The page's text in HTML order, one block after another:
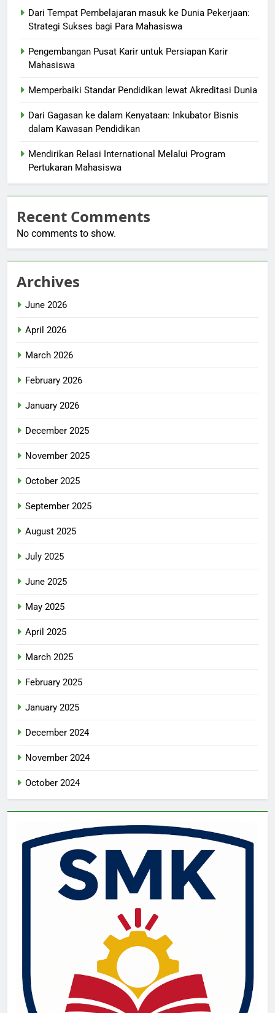
Dari Tempat Pembelajaran masuk ke Dunia Pekerjaan:
Strategi Sukses bagi Para Mahasiswa
Pengembangan Pusat Karir untuk Persiapan Karir
Mahasiswa
Memperbaiki Standar Pendidikan lewat Akreditasi Dunia
Dari Gagasan ke dalam Kenyataan: Inkubator Bisnis
dalam Kawasan Pendidikan
Mendirikan Relasi International Melalui Program
Pertukaran Mahasiswa
Recent Comments
No comments to show.
Archives
June 2026
April 2026
March 2026
February 2026
January 2026
December 2025
November 2025
October 2025
September 2025
August 2025
July 2025
June 2025
May 2025
April 2025
March 2025
February 2025
January 2025
December 2024
November 2024
October 2024